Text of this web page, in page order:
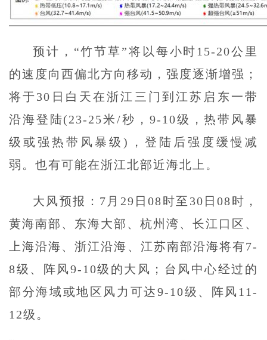
预计，“竹节草”将以每小时15-20公里
的速度向西偏北方向移动，强度逐渐增强；
将于30日白天在浙江三门到江苏启东一带
沿海登陆(23-25米/秒，9-10级，热带风暴
级或强热带风暴级)，登陆后强度缓慢减
弱。也有可能在浙江北部近海北上。
大风预报：7月29日08时至30日08时，
黄海南部、东海大部、杭州湾、长江口区、
上海沿海、浙江沿海、江苏南部沿海将有7-
8级、阵风9-10级的大风；台风中心经过的
部分海域或地区风力可达9-10级、阵风11-
12级。